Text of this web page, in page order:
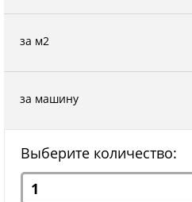
за м2
за машину
Выберите количество: